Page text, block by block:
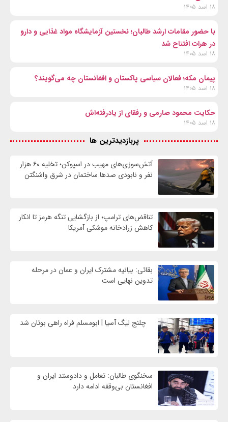
۱۸ اسد ۱۴۰۵
با حضور مقامات ارشد طالبان؛ نخستین آزمایشگاه مواد غذایی و دارو
در هرات افتتاح شد
۱۸ اسد ۱۴۰۵
پیمان مکه؛ فعالان سیاسی پاکستان و افغانستان چه می‌گویند؟
۱۸ اسد ۱۴۰۵
حکایت محمود صارمی و رفقای از یادرفته‌اش
۱۸ اسد ۱۴۰۵
پربازدیدترین ها
آتش‌سوزی‌های مهیب در اسپوکن؛ تخلیه ۶۰ هزار
نفر و نابودی صدها ساختمان در شرق واشنگتن
تناقض‌های ترامپ؛ از بازگشایی تنگه هرمز تا انکار
کاهش زرادخانه موشکی آمریکا
بقائی: بیانیه مشترک ایران و عمان در مرحله
تدوین نهایی است
چلنج لیگ آسیا | ابومسلم فراه راهی بوتان شد
سخنگوی طالبان: تعامل و دادوستد ایران و
افغانستان بی‌وقفه ادامه دارد